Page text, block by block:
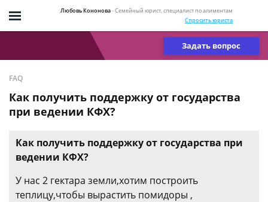
Любовь Кононова- Семейный юрист, специалист по алиментам
Спросить юриста
Задать вопрос
FAQ
Как получить поддержку от государства
при ведении КФХ?
Как получить поддержку от государства при
ведении КФХ?
У нас 2 гектара земли,хотим построить
теплицу,чтобы вырастить помидоры ,